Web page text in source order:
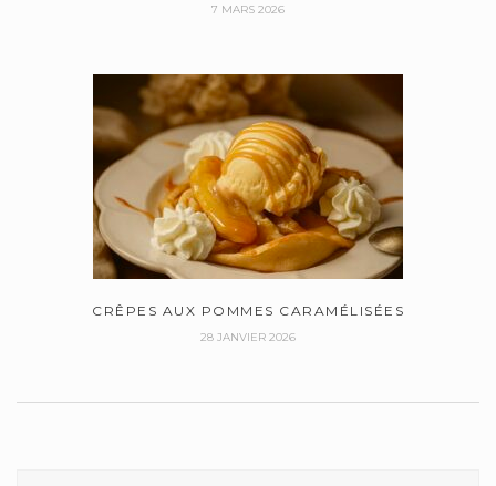
7 MARS 2026
CRÊPES AUX POMMES CARAMÉLISÉES
28 JANVIER 2026